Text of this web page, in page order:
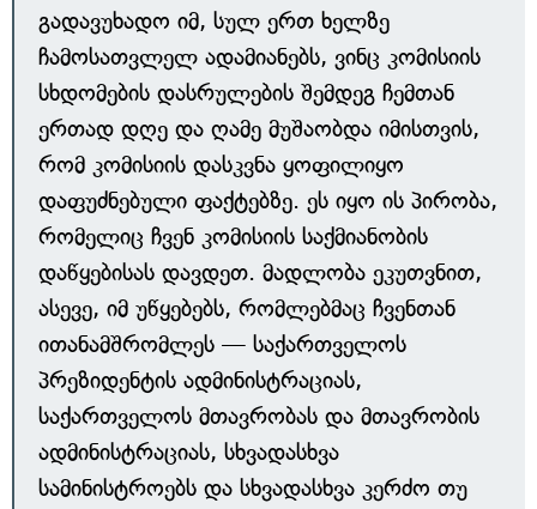
გადავუხადო იმ, სულ ერთ ხელზე
ჩამოსათვლელ ადამიანებს, ვინც კომისიის
სხდომების დასრულების შემდეგ ჩემთან
ერთად დღე და ღამე მუშაობდა იმისთვის,
რომ კომისიის დასკვნა ყოფილიყო
დაფუძნებული ფაქტებზე. ეს იყო ის პირობა,
რომელიც ჩვენ კომისიის საქმიანობის
დაწყებისას დავდეთ. მადლობა ეკუთვნით,
ასევე, იმ უწყებებს, რომლებმაც ჩვენთან
ითანამშრომლეს — საქართველოს
პრეზიდენტის ადმინისტრაციას,
საქართველოს მთავრობას და მთავრობის
ადმინისტრაციას, სხვადასხვა
სამინისტროებს და სხვადასხვა კერძო თუ